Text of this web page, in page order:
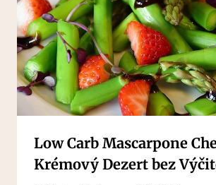
Low Carb Mascarpone
Krémový Dezert bez